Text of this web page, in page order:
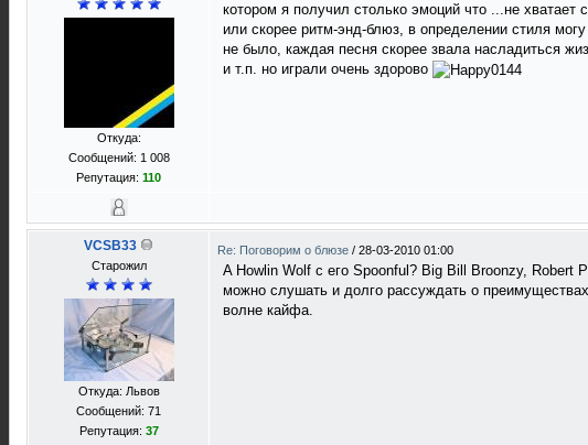
Откуда:
Сообщений: 1 008
Репутация: 110
котором я получил столько эмоций что ...не
или скорее ритм-энд-блюз, в определении стиля
не было, каждая песня скорее звала насладиться
и т.п. но играли очень здорово
VCSB33
Старожил
Откуда: Львов
Сообщений: 71
Репутация: 37
Re: Поговорим о блюзе / 28-03-2010 01:00
A Howlin Wolf с его Spoonful? Big Bill Broonzy, Robert
можно слушать и долго рассуждать о
волне кайфа.